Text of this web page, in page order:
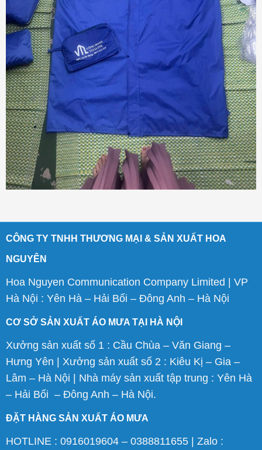
CÔNG TY TNHH THƯƠNG MẠI & SẢN XUẤT HOA
NGUYÊN
Hoa Nguyen Communication Company Limited | VP
Hà Nội : Yên Hà – Hải Bối – Đông Anh – Hà Nội
CƠ SỞ SẢN XUẤT ÁO MƯA TẠI HÀ NỘI
Xưởng sản xuất số 1 : Cầu Chùa – Văn Giang –
Hưng Yên | Xưởng sản xuất số 2 : Kiêu Kị – Gia –
Lâm – Hà Nội | Nhà máy sản xuất tập trung : Yên Hà
– Hải Bối – Đông Anh – Hà Nội.
ĐẶT HÀNG SẢN XUẤT ÁO MƯA
HOTLINE : 0916019604 – 0388811655 | Zalo :